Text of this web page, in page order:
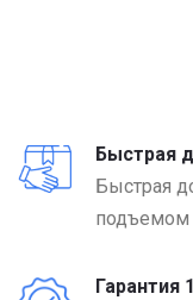
Быстрая
Быстрая
подъемом
Гарантия